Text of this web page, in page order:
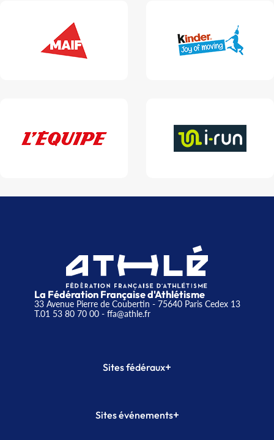
La Fédération Française d'Athlétisme
33 Avenue Pierre de Coubertin - 75640 Paris Cedex 13
T.01 53 80 70 00- ffa@athle.fr
Sites fédéraux+
Plateforme Formation
Sites événements+